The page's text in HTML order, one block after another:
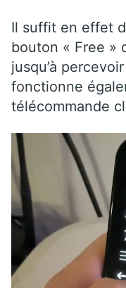
Il suffit en effet
bouton « Free »
jusqu’à
fonctionne
télécommande